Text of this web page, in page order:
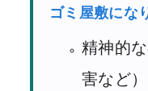
ゴミ屋敷にな
精神的
害など